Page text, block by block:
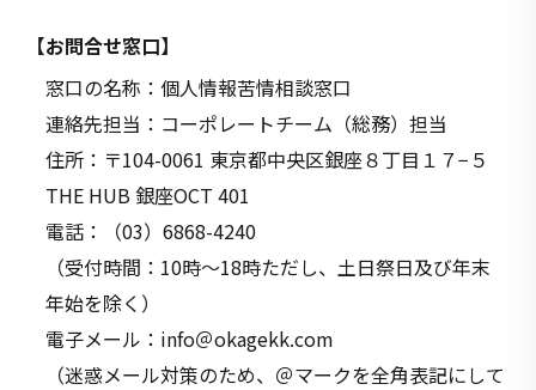
【お問合せ窓口】
窓口の名称：個人情報苦情相談窓口
連絡先担当：コーポレートチーム（総務）担当
住所：〒104-0061 東京都中央区銀座８丁目１７−５
THE HUB 銀座OCT 401
電話：（03）6868-4240
（受付時間：10時～18時ただし、土日祭日及び年末
年始を除く）
電子メール：info＠okagekk.com
（迷惑メール対策のため、＠マークを全角表記にして